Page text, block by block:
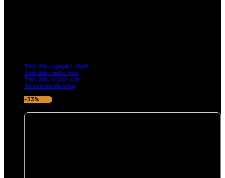
Tinh dầu nguyên chất
Tinh dầu nước hoa
Tinh dầu khách sạn
Tư vấn mùi hương
-33%